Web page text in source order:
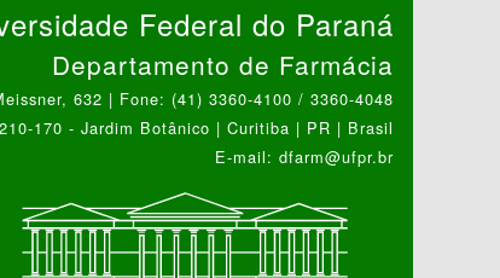
Federal do Paraná
Departamento de Farmácia
632 | Fone: (41) 3360-4100 / 3360-4048
170 - Jardim Botânico | Curitiba | PR | Brasil
E-mail: dfarm@ufpr.br